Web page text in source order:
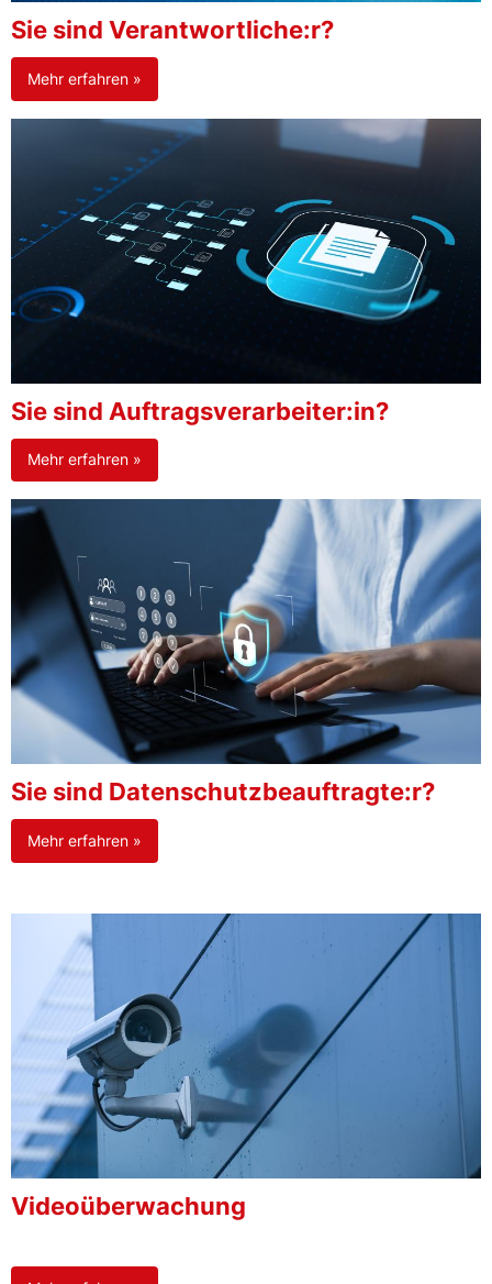
Sie sind Verantwortliche:r?
Mehr erfahren »
Sie sind Auftragsverarbeiter:in?
Mehr erfahren »
Sie sind Datenschutzbeauftragte:r?
Mehr erfahren »
Videoüberwachung